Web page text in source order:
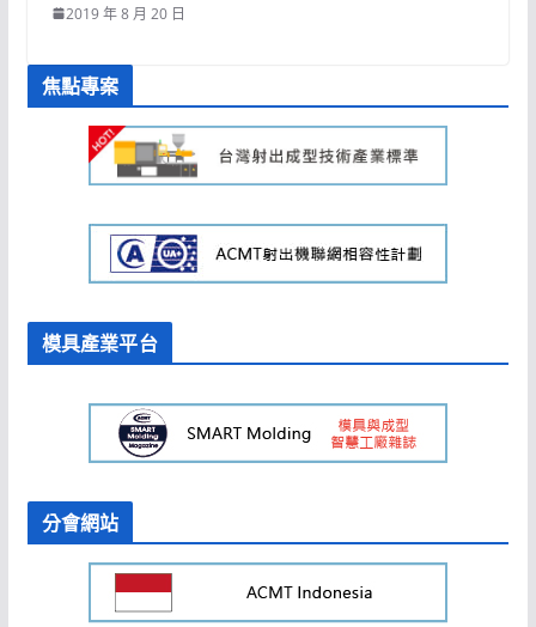
2019 年 8 月 20 日
焦點專案
模具產業平台
分會網站